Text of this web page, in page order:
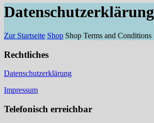
Datenschutzerklärung
Zur Startseite Shop Shop Terms and Conditions
Rechtliches
Datenschutzerklärung
Impressum
Telefonisch erreichbar